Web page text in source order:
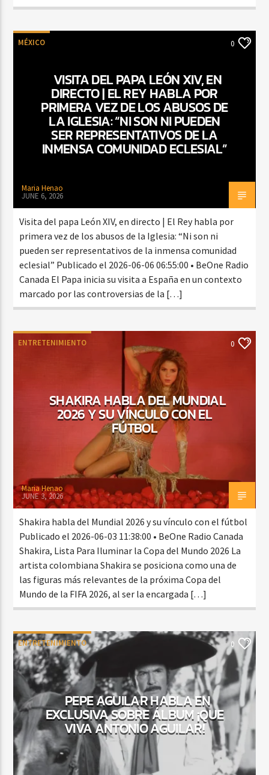
MÉXICO 0
VISITA DEL PAPA LEÓN XIV, EN
DIRECTO | EL REY HABLA POR
PRIMERA VEZ DE LOS ABUSOS DE
LA IGLESIA: “NI SON NI PUEDEN
SER REPRESENTATIVOS DE LA
INMENSA COMUNIDAD ECLESIAL”
Maria Henao
JUNE 6, 2026
Visita del papa León XIV, en directo | El Rey habla por
primera vez de los abusos de la Iglesia: “Ni son ni
pueden ser representativos de la inmensa comunidad
eclesial” Publicado el 2026-06-06 06:55:00 • BeOne Radio
Canada El Papa inicia su visita a España en un contexto
marcado por las controversias de la […]
ENTRETENIMIENTO 0
SHAKIRA HABLA DEL MUNDIAL
2026 Y SU VÍNCULO CON EL
FÚTBOL
Maria Henao
JUNE 3, 2026
Shakira habla del Mundial 2026 y su vínculo con el fútbol
Publicado el 2026-06-03 11:38:00 • BeOne Radio Canada
Shakira, Lista Para Iluminar la Copa del Mundo 2026 La
artista colombiana Shakira se posiciona como una de
las figuras más relevantes de la próxima Copa del
Mundo de la FIFA 2026, al ser la encargada […]
ENTRETENIMIENTO 0
PEPE AGUILAR HABLA EN
EXCLUSIVA SOBRE ÁLBUM ¡QUE
VIVA ANTONIO AGUILAR!